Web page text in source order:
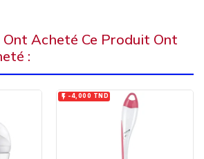
Ont Acheté Ce Produit Ont
:
 -4,000 TND